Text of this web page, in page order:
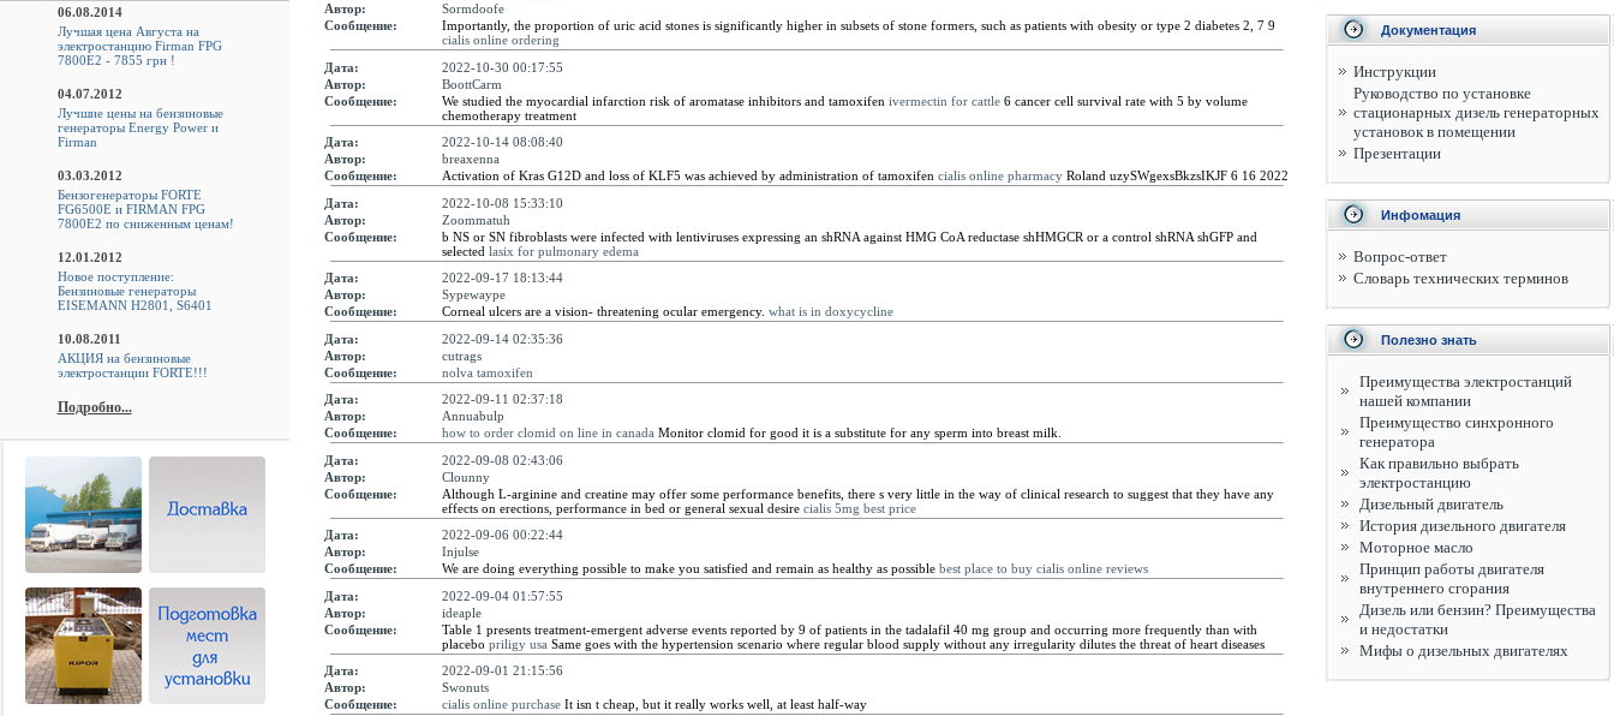
06.08.2014
Лучшая цена Августа на
электростанцию Firman FPG
7800E2 - 7855 грн !
04.07.2012
Лучшие цены на бензиновые
генераторы Energy Power и
Firman
03.03.2012
Бензогенераторы FORTE
FG6500E и FIRMAN FPG
7800E2 по сниженным ценам!
12.01.2012
Новое поступление:
Бензиновые генераторы
EISEMANN H2801, S6401
10.08.2011
АКЦИЯ на бензиновые
электростанции FORTE!!!
Подробно...
Автор:
Sormdoofe
Сообщение:
Importantly, the proportion of uric acid stones is significantly higher in subsets of stone formers, such as patients with obesity or type 2 diabetes 2, 7 9
cialis online ordering
Дата:
2022-10-30 00:17:55
Автор:
BoottCarm
Сообщение:
We studied the myocardial infarction risk of aromatase inhibitors and tamoxifen ivermectin for cattle6 cancer cell survival rate with 5 by volume
chemotherapy treatment
Дата:
2022-10-14 08:08:40
Автор:
breaxenna
Сообщение:
Activation of Kras G12D and loss of KLF5 was achieved by administration of tamoxifen cialis online pharmacyRoland uzySWgexsBkzsIKJF 6 16 2022
Дата:
2022-10-08 15:33:10
Автор:
Zoommatuh
Сообщение:
b NS or SN fibroblasts were infected with lentiviruses expressing an shRNA against HMG CoA reductase shHMGCR or a control shRNA shGFP and
selected lasix for pulmonary edema
Дата:
2022-09-17 18:13:44
Автор:
Sypewaype
Сообщение:
Corneal ulcers are a vision- threatening ocular emergency. what is in doxycycline
Дата:
2022-09-14 02:35:36
Автор:
cutrags
Сообщение:
nolva tamoxifen
Дата:
2022-09-11 02:37:18
Автор:
Annuabulp
Сообщение:
how to order clomid on line in canada Monitor clomid for good it is a substitute for any sperm into breast milk.
Дата:
2022-09-08 02:43:06
Автор:
Clounny
Сообщение:
Although L-arginine and creatine may offer some performance benefits, there s very little in the way of clinical research to suggest that they have any
effects on erections, performance in bed or general sexual desire cialis 5mg best price
Дата:
2022-09-06 00:22:44
Автор:
Injulse
Сообщение:
We are doing everything possible to make you satisfied and remain as healthy as possible best place to buy cialis online reviews
Дата:
2022-09-04 01:57:55
Автор:
ideaple
Сообщение:
Table 1 presents treatment-emergent adverse events reported by 9 of patients in the tadalafil 40 mg group and occurring more frequently than with
placebo priligy usa Same goes with the hypertension scenario where regular blood supply without any irregularity dilutes the threat of heart diseases
Дата:
2022-09-01 21:15:56
Автор:
Swonuts
Сообщение:
cialis online purchaseIt isn t cheap, but it really works well, at least half-way
Документация
Инструкции
Руководство по установке
стационарных дизель генераторных
установок в помещении
Презентации
Инфомация
Вопрос-ответ
Словарь технических терминов
Полезно знать
Преимущества электростанций
нашей компании
Преимущество синхронного
генератора
Как правильно выбрать
электростанцию
Дизельный двигатель
История дизельного двигателя
Моторное масло
Принцип работы двигателя
внутреннего сгорания
Дизель или бензин? Преимущества
и недостатки
Мифы о дизельных двигателях